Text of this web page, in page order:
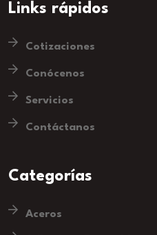
Links rápidos
Cotizaciones
Conócenos
Servicios
Contáctanos
Categorías
Aceros